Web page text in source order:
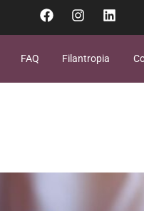
FAQ Filantropia